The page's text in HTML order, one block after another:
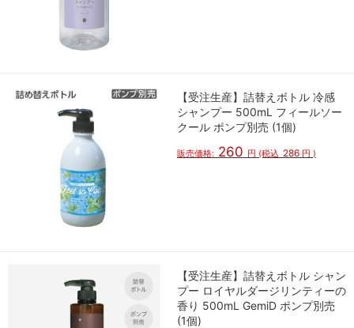
【受注生産】詰替えボトル 冷感
シャンプー 500mL フィールソー
クール ポンプ別売 (1個)
販売価格: 260 円 (税込 286 円 )
【受注生産】詰替えボトル シャン
プー ロイヤルダージリンティーの
香り 500mL GemiD ポンプ別売
(1個)